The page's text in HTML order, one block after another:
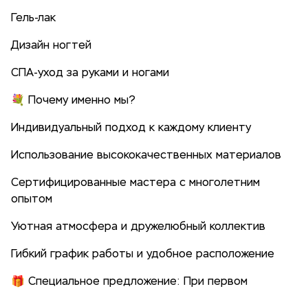
Гель-лак
Дизайн ногтей
СПА-уход за руками и ногами
💐 Почему именно мы?
Индивидуальный подход к каждому клиенту
Использование высококачественных материалов
Сертифицированные мастера с многолетним
опытом
Уютная атмосфера и дружелюбный коллектив
Гибкий график работы и удобное расположение
🎁 Специальное предложение: При первом